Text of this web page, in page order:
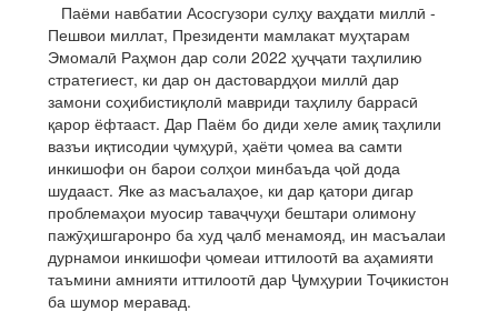
Паёми навбатии Асосгузори сулҳу ваҳдати миллӣ -
Пешвои миллат, Президенти мамлакат муҳтарам
Эмомалӣ Раҳмон дар соли 2022 ҳуҷҷати таҳлилию
стратегиест, ки дар он дастовардҳои миллӣ дар
замони соҳибистиқлолӣ мавриди таҳлилу баррасӣ
қарор ёфтааст. Дар Паём бо диди хеле амиқ таҳлили
вазъи иқтисодии ҷумҳурӣ, ҳаёти ҷомеа ва самти
инкишофи он барои солҳои минбаъда ҷой дода
шудааст. Яке аз масъалаҳое, ки дар қатори дигар
проблемаҳои муосир таваҷчуҳи бештари олимону
пажӯҳишгаронро ба худ ҷалб менамояд, ин масъалаи
дурнамои инкишофи ҷомеаи иттилоотӣ ва аҳамияти
таъмини амнияти иттилоотӣ дар Ҷумҳурии Тоҷикистон
ба шумор меравад.